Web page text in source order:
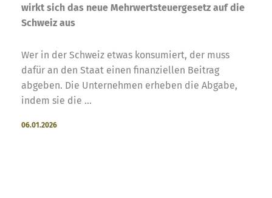
wirkt sich das neue Mehrwertsteuergesetz auf die
Schweiz aus
Wer in der Schweiz etwas konsumiert, der muss
dafür an den Staat einen finanziellen Beitrag
abgeben. Die Unternehmen erheben die Abgabe,
indem sie die ...
06.01.2026